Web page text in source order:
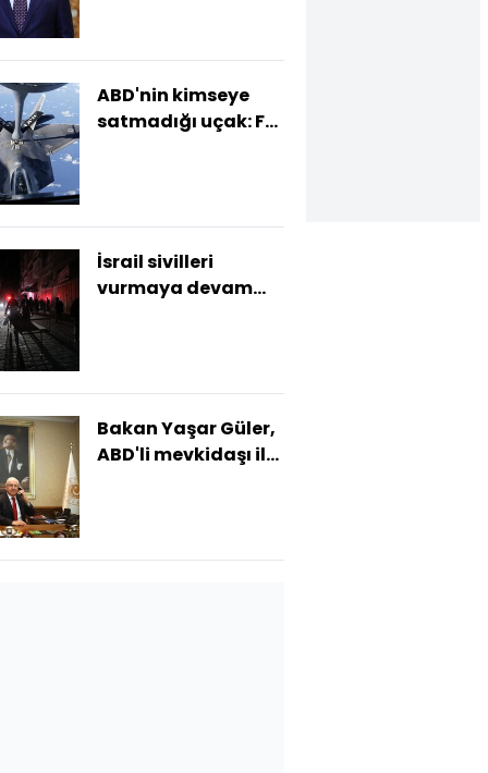
ABD'nin kimseye
satmadığı uçak: F-
İsrail sivilleri
vurmaya devam
Bakan Yaşar Güler,
ABD'li mevkidaşı ile